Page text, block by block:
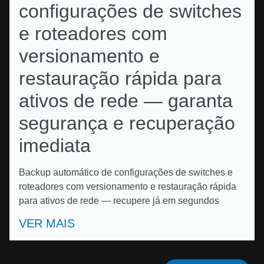
configurações de switches
e roteadores com
versionamento e
restauração rápida para
ativos de rede — garanta
segurança e recuperação
imediata
Backup automático de configurações de switches e
roteadores com versionamento e restauração rápida
para ativos de rede — recupere já em segundos
VER MAIS